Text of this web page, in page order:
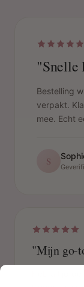
"Snelle
Bestelling
verpakt.
mee. Echt
S
"Mijn go-